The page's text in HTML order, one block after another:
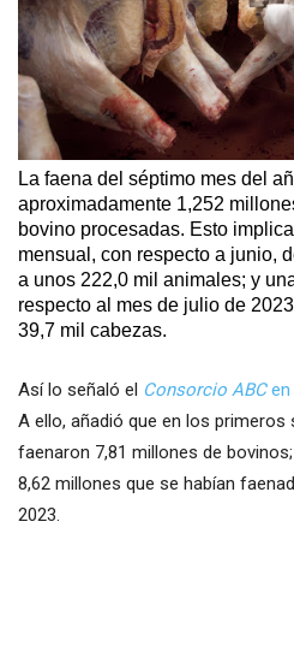
La faena del séptimo mes del
aproximadamente 1,252
bovino procesadas. Esto
mensual, con respecto a junio,
a unos 222,0 mil animales; y
respecto al mes de julio de
39,7 mil cabezas.
Así lo señaló el Consorcio ABCen
A ello, añadió que en los primeros
faenaron 7,81 millones de
8,62 millones que se habían
2023.